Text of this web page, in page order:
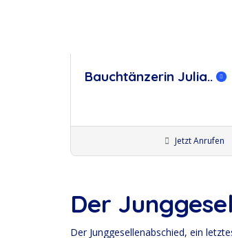
merken
Bauchtänzerin Julia..
Bauchtänzer:innen
Jetzt Anrufen
Der
Der Junggesellenabschied, ein